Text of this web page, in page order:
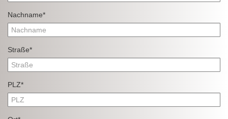
Nachname*
Straße*
PLZ*